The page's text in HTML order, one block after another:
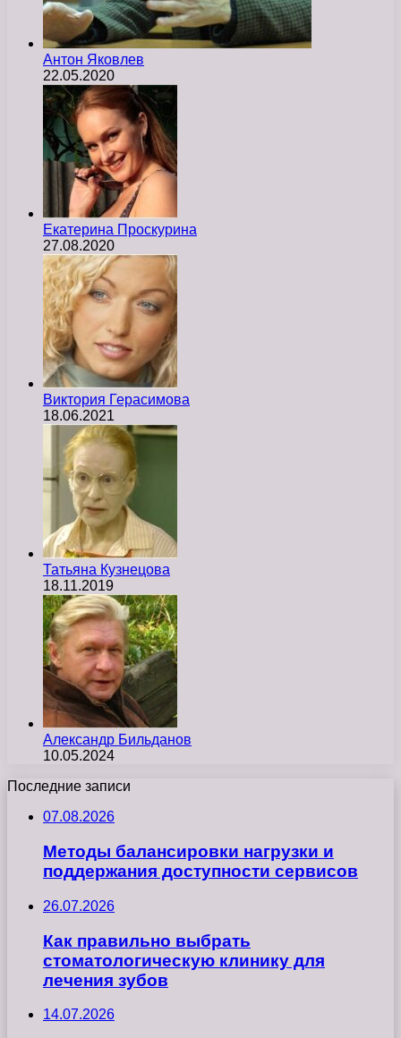
Антон Яковлев
22.05.2020
Екатерина Проскурина
27.08.2020
Виктория Герасимова
18.06.2021
Татьяна Кузнецова
18.11.2019
Александр Бильданов
10.05.2024
Последние записи
07.08.2026
Методы балансировки нагрузки и
поддержания доступности сервисов
26.07.2026
Как правильно выбрать
стоматологическую клинику для
лечения зубов
14.07.2026